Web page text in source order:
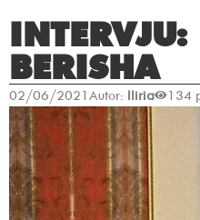
BERISHA
02/06/2021 Autor: Iliria 134